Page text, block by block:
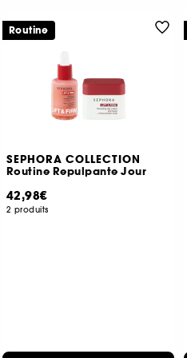
SEPHORA COLLECTION
Routine Repulpante Jour
42,98€
2 produits
Routine